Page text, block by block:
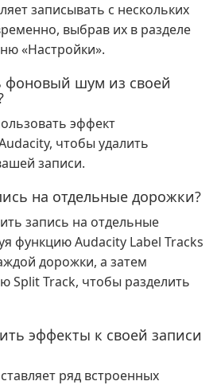
записывать с нескольких
выбрав их в разделе
«Настройки».
фоновый шум из своей
эффект
чтобы удалить
записи.
на отдельные дорожки?
запись на отдельные
функцию Audacity Label Tracks
дорожки, а затем
Split Track, чтобы разделить
эффекты к своей записи
ряд встроенных